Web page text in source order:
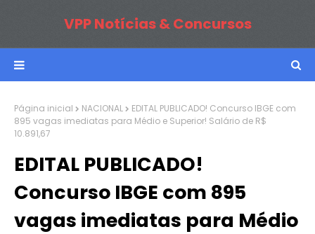
VPP Notícias & Concursos
Página inicial NACIONAL
EDITAL PUBLICADO! Concurso IBGE com
895 vagas imediatas para Médio e Superior! Salário de R$
10.891,67
EDITAL PUBLICADO!
Concurso IBGE com 895
vagas imediatas para Médio